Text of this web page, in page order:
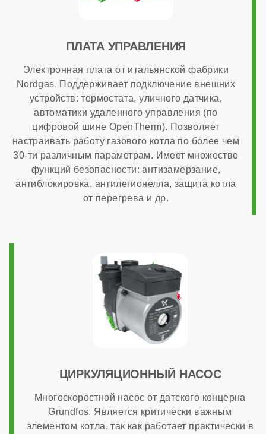
Программирование ГВС
Дымоходная система в комплекте
нет
ОБЩАЯ ИНФОРМАЦИЯ
1:3
Максимальный расход природного газа
Страна производства
ПЛАТА УПРАВЛЕНИЯ
Электронная плата от итальянской фабрики
Nordgas. Поддерживает подключение внешних
устройств: термостата, уличного датчика,
автоматики удаленного управления (по
цифровой шине OpenTherm). Позволяет
настраивать работу газового котла по более чем
30-ти различным параметрам. Имеет множество
функций безопасности: антизамерзание,
антиблокировка, антилегионелла, защита котла
от перегрева и др.
ЦИРКУЛЯЦИОННЫЙ НАСОС
Многоскоростной насос от датского концерна
Grundfos. Является критически важным
элементом котла, так как работает практически в